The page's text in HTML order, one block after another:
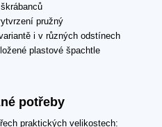
pružný
i v různých odstínech
plastové špachtle
potřeby
praktických velikostech: